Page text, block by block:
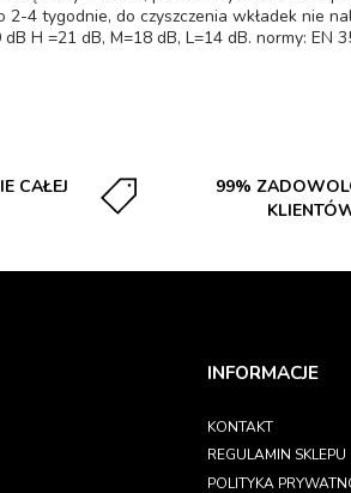
4 tygodnie, do czyszczenia wkładek nie
H =21 dB, M=18 dB, L=14 dB. normy: EN
CAŁEJ
99%
INFORMACJE
KONTAKT
REGULAMIN SKLEPU
POLITYKA